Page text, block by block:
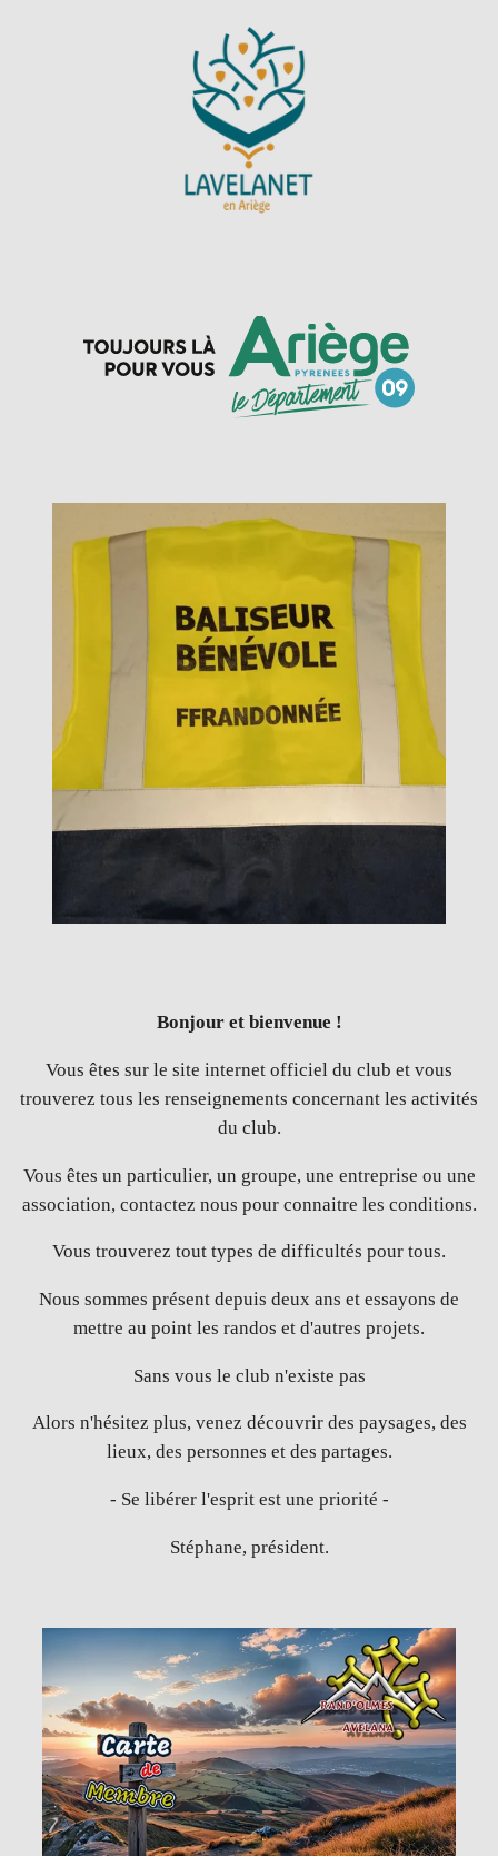
Bonjour et bienvenue !
Vous êtes sur le site internet officiel du club et vous
trouverez tous les renseignements concernant les activités
du club.
Vous êtes un particulier, un groupe, une entreprise ou une
association, contactez nous pour connaitre les conditions.
Vous trouverez tout types de difficultés pour tous.
Nous sommes présent depuis deux ans et essayons de
mettre au point les randos et d'autres projets.
Sans vous le club n'existe pas
Alors n'hésitez plus, venez découvrir des paysages, des
lieux, des personnes et des partages.
- Se libérer l'esprit est une priorité -
Stéphane, président.